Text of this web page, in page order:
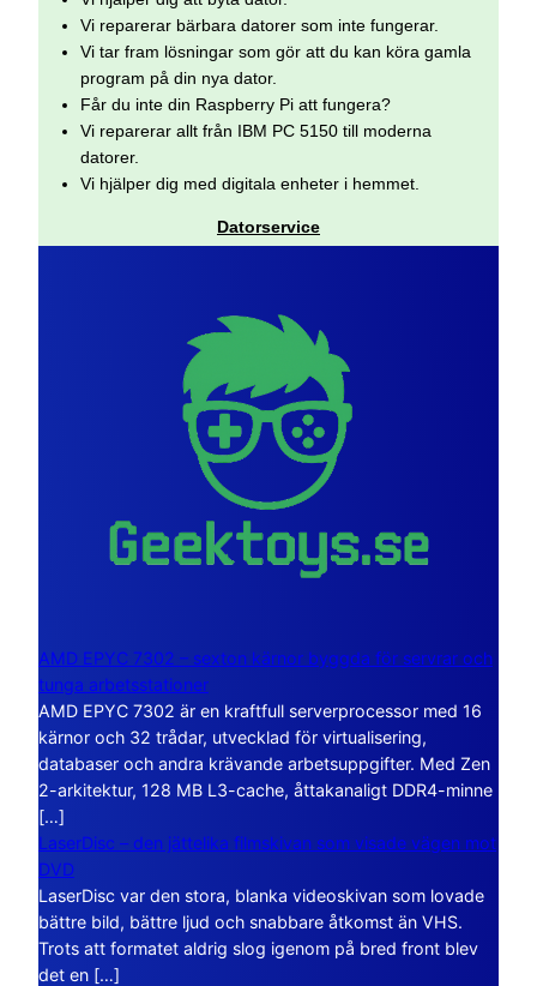
Vi reparerar bärbara datorer som inte fungerar.
Vi tar fram lösningar som gör att du kan köra gamla
program på din nya dator.
Får du inte din Raspberry Pi att fungera?
Vi reparerar allt från IBM PC 5150 till moderna
datorer.
Vi hjälper dig med digitala enheter i hemmet.
Datorservice
AMD EPYC 7302 – sexton kärnor byggda för servrar och
tunga arbetsstationer
AMD EPYC 7302 är en kraftfull serverprocessor med 16
kärnor och 32 trådar, utvecklad för virtualisering,
databaser och andra krävande arbetsuppgifter. Med Zen
2-arkitektur, 128 MB L3-cache, åttakanaligt DDR4-minne
[…]
LaserDisc – den jättelika filmskivan som visade vägen mot
DVD
LaserDisc var den stora, blanka videoskivan som lovade
bättre bild, bättre ljud och snabbare åtkomst än VHS.
Trots att formatet aldrig slog igenom på bred front blev
det en […]